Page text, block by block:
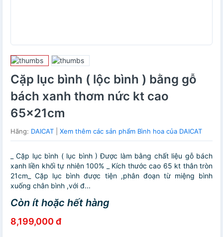
Cặp lục bình ( lộc bình ) bằng gỗ
bách xanh thơm nức kt cao
65×21cm
Hãng: DAICAT Xem thêm các sản phẩm Bình hoa của DAICAT
_ Cặp lục bình ( lục bình ) Được làm bằng chất liệu gỗ bách
xanh liền khối tự nhiên 100% _ Kích thước cao 65 kt thân tròn
21cm_ Cặp lục bình được tiện ,phân đoạn từ miệng bình
xuống chân bình ,với đ...
Còn ít hoặc hết hàng
8,199,000 đ